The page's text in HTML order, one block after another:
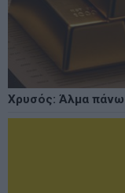
Χρυσός: Άλμα πάνω